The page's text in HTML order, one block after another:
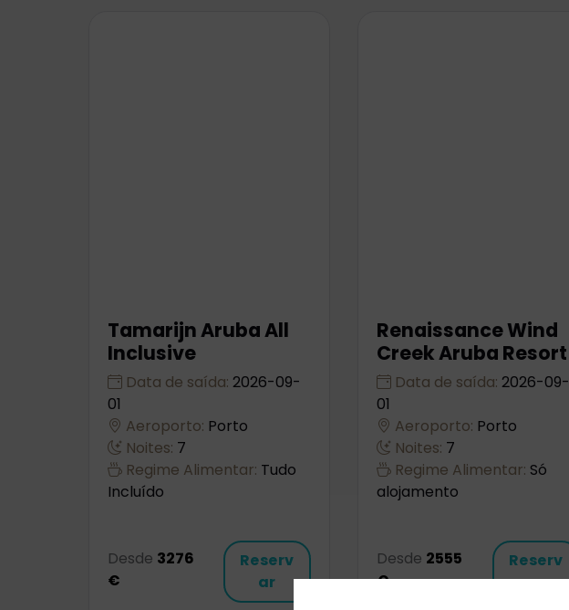
Tamarijn Aruba All
Inclusive
Data de saída: 2026-09-
01
Aeroporto: Porto
Noites: 7
Regime Alimentar: Tudo
Incluído
Desde 3276
€
Reserv
ar
Renaissance Wind
Creek Aruba Resort
Data de saída: 2026-09-
01
Aeroporto: Porto
Noites: 7
Regime Alimentar: Só
alojamento
Desde 2555
€
Reserv
ar